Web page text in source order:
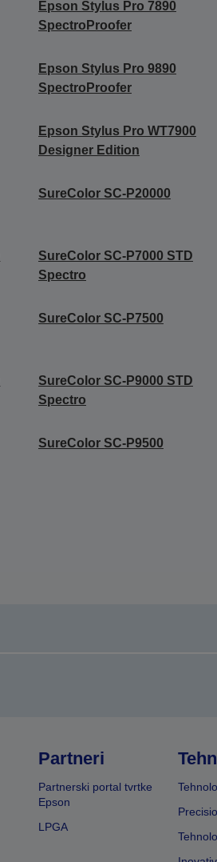
Epson Stylus Pro 7890
SpectroProofer
Epson Stylus Pro 9890
SpectroProofer
Epson Stylus Pro WT7900
Designer Edition
SureColor SC-P20000
SureColor SC-P7000 STD
Spectro
SureColor SC-P7500
SureColor SC-P9000 STD
Spectro
SureColor SC-P9500
Partneri
Partnerski portal tvrtke
Epson
LPGA